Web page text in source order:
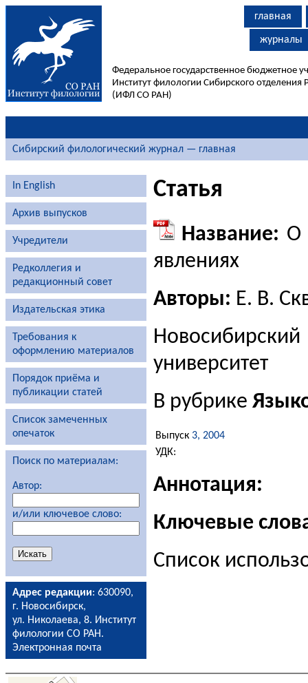
главная
журналы
Федеральное государственное бюджетное
Институт филологии Сибирского отделения
(ИФЛ СО РАН)
Сибирский филологический журнал — главная
In English
Архив выпусков
Учредители
Редколлегия и
редакционный совет
Издательская этика
Требования к
оформлению материалов
Порядок приёма и
публикации статей
Список замеченных
опечаток
Поиск по материалам:
Автор:
и/или ключевое слово:
Адрес редакции: 630090,
г. Новосибирск,
ул. Николаева, 8. Институт
филологии СО РАН.
Электронная почта
Статья
Название: О
явлениях
Авторы: Е. В.
университет
В рубрике
Выпуск 3, 2004
УДК:
Аннотация:
Ключевые
Список